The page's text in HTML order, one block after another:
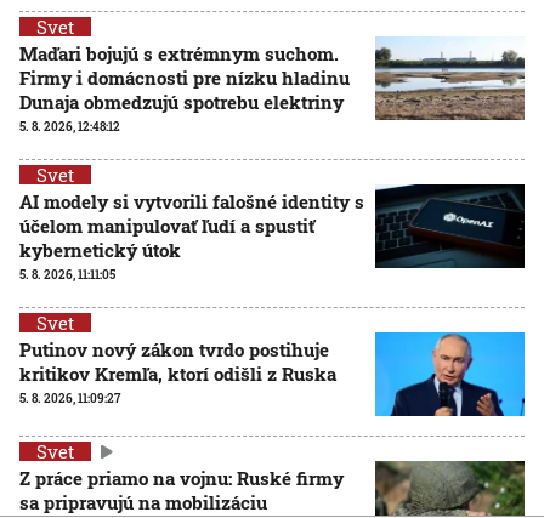
Svet
Maďari bojujú s extrémnym suchom.
Firmy i domácnosti pre nízku hladinu
Dunaja obmedzujú spotrebu elektriny
5. 8. 2026, 12:48:12
Svet
AI modely si vytvorili falošné identity s
účelom manipulovať ľudí a spustiť
kybernetický útok
5. 8. 2026, 11:11:05
Svet
Putinov nový zákon tvrdo postihuje
kritikov Kremľa, ktorí odišli z Ruska
5. 8. 2026, 11:09:27
Svet
Z práce priamo na vojnu: Ruské firmy
sa pripravujú na mobilizáciu